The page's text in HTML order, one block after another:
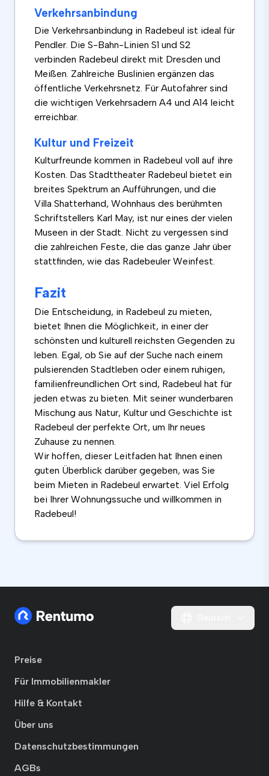
Verkehrsanbindung
Die Verkehrsanbindung in Radebeul ist ideal für
Pendler. Die S-Bahn-Linien S1 und S2
verbinden Radebeul direkt mit Dresden und
Meißen. Zahlreiche Buslinien ergänzen das
öffentliche Verkehrsnetz. Für Autofahrer sind
die wichtigen Verkehrsadern A4 und A14 leicht
erreichbar.
Kultur und Freizeit
Kulturfreunde kommen in Radebeul voll auf ihre
Kosten. Das Stadttheater Radebeul bietet ein
breites Spektrum an Aufführungen, und die
Villa Shatterhand, Wohnhaus des berühmten
Schriftstellers Karl May, ist nur eines der vielen
Museen in der Stadt. Nicht zu vergessen sind
die zahlreichen Feste, die das ganze Jahr über
stattfinden, wie das Radebeuler Weinfest.
Fazit
Die Entscheidung, in Radebeul zu mieten,
bietet Ihnen die Möglichkeit, in einer der
schönsten und kulturell reichsten Gegenden zu
leben. Egal, ob Sie auf der Suche nach einem
pulsierenden Stadtleben oder einem ruhigen,
familienfreundlichen Ort sind, Radebeul hat für
jeden etwas zu bieten. Mit seiner wunderbaren
Mischung aus Natur, Kultur und Geschichte ist
Radebeul der perfekte Ort, um Ihr neues
Zuhause zu nennen.
Wir hoffen, dieser Leitfaden hat Ihnen einen
guten Überblick darüber gegeben, was Sie
beim Mieten in Radebeul erwartet. Viel Erfolg
bei Ihrer Wohnungssuche und willkommen in
Radebeul!
Preise
Für Immobilienmakler
Hilfe & Kontakt
Über uns
Datenschutzbestimmungen
AGBs